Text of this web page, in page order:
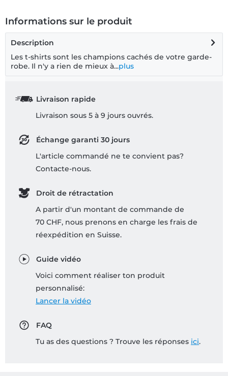
Informations sur le produit
Description
Les t-shirts sont les champions cachés de votre garde-
robe. Il n'y a rien de mieux à...plus
Livraison rapide
Livraison sous 5 à 9 jours ouvrés.
Échange garanti 30 jours
L'article commandé ne te convient pas?
Contacte-nous.
Droit de rétractation
A partir d'un montant de commande de
70 CHF, nous prenons en charge les frais de
réexpédition en Suisse.
Guide vidéo
Voici comment réaliser ton produit
personnalisé:
Lancer la vidéo
FAQ
Tu as des questions ? Trouve les réponses ici.